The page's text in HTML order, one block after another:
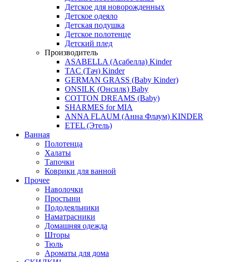
Детское для новорожденных
Детское одеяло
Детская подушка
Детское полотенце
Детский плед
Производитель
ASABELLA (Асабелла) Kinder
TAC (Тач) Kinder
GERMAN GRASS (Baby Kinder)
ONSILK (Онсилк) Baby
COTTON DREAMS (Baby)
SHARMES for MIA
ANNA FLAUM (Анна Флаум) KINDER
ETEL (Этель)
Ванная
Полотенца
Халаты
Тапочки
Коврики для ванной
Прочее
Наволочки
Простыни
Пододеяльники
Наматрасники
Домашняя одежда
Шторы
Тюль
Ароматы для дома